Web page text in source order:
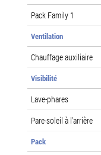
Pack Family 1
Ventilation
Chauffage auxiliaire
Visibilité
Lave-phares
Pare-soleil à l'arrière
Pack